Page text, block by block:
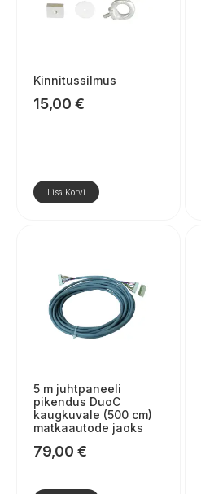
Kinnitussilmus
15,00 €
Lisa Korvi
5 m juhtpaneeli
pikendus DuoC
kaugkuvale (500 cm)
matkaautode jaoks
79,00 €